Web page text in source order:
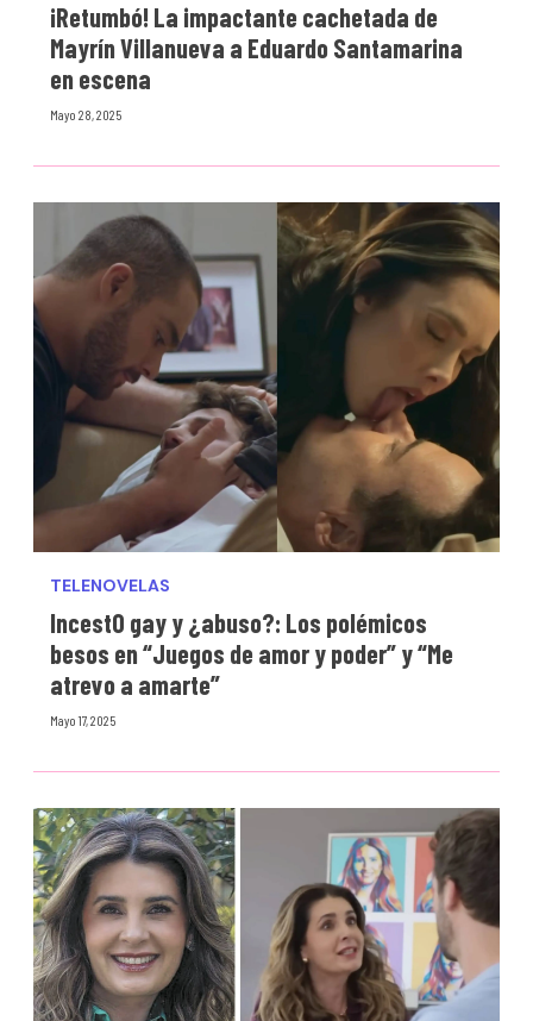
¡Retumbó! La impactante cachetada de
Mayrín Villanueva a Eduardo Santamarina
en escena
Mayo 28, 2025
TELENOVELAS
Incest0 gay y ¿abuso?: Los polémicos
besos en “Juegos de amor y poder” y “Me
atrevo a amarte”
Mayo 17, 2025